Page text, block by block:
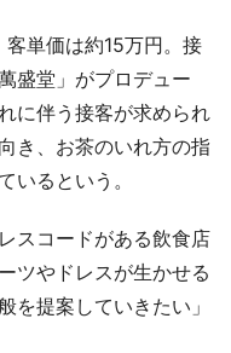
単価は約15万円。接
盛堂」がプロデュー
に伴う接客が求められ
き、お茶のいれ方の指
いるという。
スコードがある飲食店
ツやドレスが生かせる
を提案していきたい」